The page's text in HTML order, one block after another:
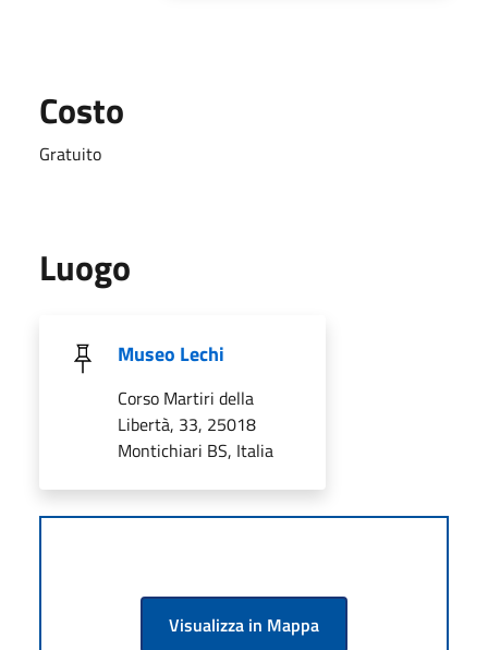
Costo
Gratuito
Luogo
Museo Lechi
Corso Martiri della
Libertà, 33, 25018
Montichiari BS, Italia
Visualizza in Mappa